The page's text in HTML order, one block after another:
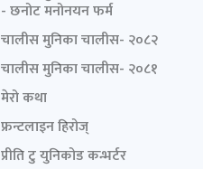
- छनोट मनोनयन फर्म
चालीस मुनिका चालीस- २०८२
चालीस मुनिका चालीस- २०८१
मेरो कथा
फ्रन्टलाइन हिरोज्
प्रीति टु युनिकोड कन्भर्टर